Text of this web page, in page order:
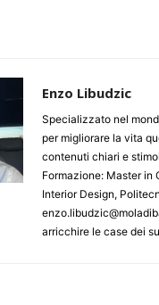
Enzo Libudzic
Specializzato nel
per migliorare la vita
contenuti chiari e
Formazione: Master in
Interior Design,
arricchire le case dei